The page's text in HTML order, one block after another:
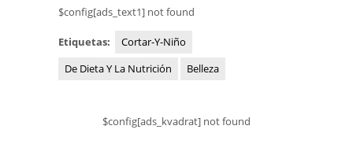
$config[ads_text1] not found
Etiquetas:
Cortar-Y-Niño
De Dieta Y La Nutrición
Belleza
$config[ads_kvadrat] not found